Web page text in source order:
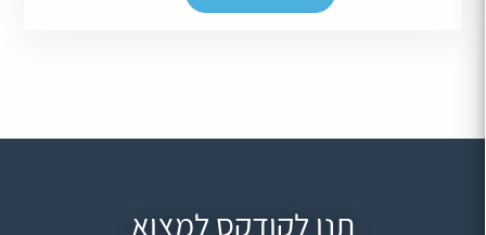
תנו לקודקס למצוא